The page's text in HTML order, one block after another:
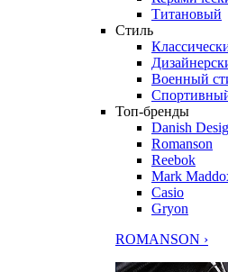
Титановый
Стиль
Военный
Топ-бренды
Danish
Romanson
Reebok
Mark
Casio
Gryon
ROMANSON ›